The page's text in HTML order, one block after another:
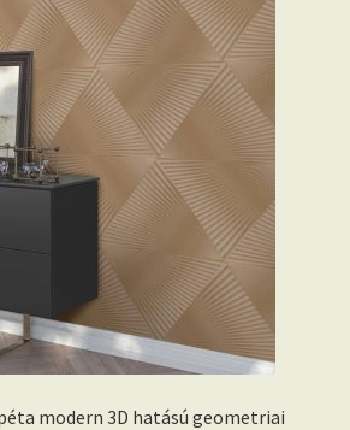
modern 3D hatású geometriai